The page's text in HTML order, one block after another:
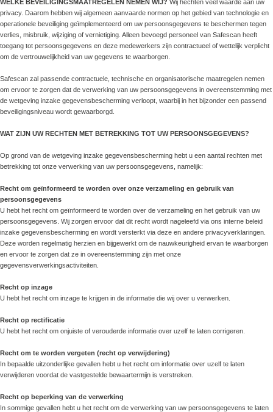
WELKE BEVEILIGINGSMAATREGELEN NEMEN WIJ? Wij hechten veel waarde aan uw
privacy. Daarom hebben wij algemeen aanvaarde normen op het gebied van technologie en
operationele beveiliging geïmplementeerd om uw persoonsgegevens te beschermen tegen
verlies, misbruik, wijziging of vernietiging. Alleen bevoegd personeel van Safescan heeft
toegang tot persoonsgegevens en deze medewerkers zijn contractueel of wettelijk verplicht
om de vertrouwelijkheid van uw gegevens te waarborgen.
Safescan zal passende contractuele, technische en organisatorische maatregelen nemen
om ervoor te zorgen dat de verwerking van uw persoonsgegevens in overeenstemming met
de wetgeving inzake gegevensbescherming verloopt, waarbij in het bijzonder een passend
beveiligingsniveau wordt gewaarborgd.
WAT ZIJN UW RECHTEN MET BETREKKING TOT UW PERSOONSGEGEVENS?
Op grond van de wetgeving inzake gegevensbescherming hebt u een aantal rechten met
betrekking tot onze verwerking van uw persoonsgegevens, namelijk:
Recht om geïnformeerd te worden over onze verzameling en gebruik van
persoonsgegevens
U hebt het recht om geïnformeerd te worden over de verzameling en het gebruik van uw
persoonsgegevens. Wij zorgen ervoor dat dit recht wordt nageleefd via ons interne beleid
inzake gegevensbescherming en wordt versterkt via deze en andere privacyverklaringen.
Deze worden regelmatig herzien en bijgewerkt om de nauwkeurigheid ervan te waarborgen
en ervoor te zorgen dat ze in overeenstemming zijn met onze
gegevensverwerkingsactiviteiten.
Recht op inzage
U hebt het recht om inzage te krijgen in de informatie die wij over u verwerken.
Recht op rectificatie
U hebt het recht om onjuiste of verouderde informatie over uzelf te laten corrigeren.
Recht om te worden vergeten (recht op verwijdering)
In bepaalde uitzonderlijke gevallen hebt u het recht om informatie over uzelf te laten
verwijderen voordat de vastgestelde bewaartermijn is verstreken.
Recht op beperking van de verwerking
In sommige gevallen hebt u het recht om de verwerking van uw persoonsgegevens te laten